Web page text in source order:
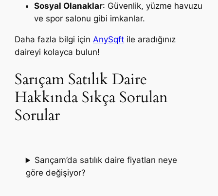
Sosyal Olanaklar: Güvenlik, yüzme havuzu
ve spor salonu gibi imkanlar.
Daha fazla bilgi için AnySqft ile aradığınız
daireyi kolayca bulun!
Sarıçam Satılık Daire
Hakkında Sıkça Sorulan
Sorular
Sarıçam’da satılık daire fiyatları neye
göre değişiyor?